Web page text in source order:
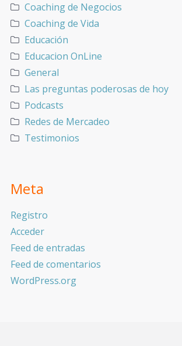
Coaching de Negocios
Coaching de Vida
Educación
Educacion OnLine
General
Las preguntas poderosas de hoy
Podcasts
Redes de Mercadeo
Testimonios
Meta
Registro
Acceder
Feed de entradas
Feed de comentarios
WordPress.org